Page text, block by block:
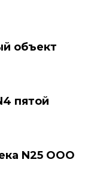
объект
пятой
N25 ООО